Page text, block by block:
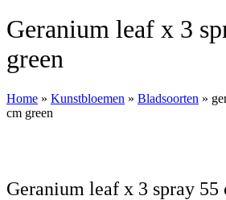
geranium leaf x 3 spray 55 cm
green
Home » Kunstbloemen » Bladsoorten »
cm green
geranium leaf x 3 spray 55